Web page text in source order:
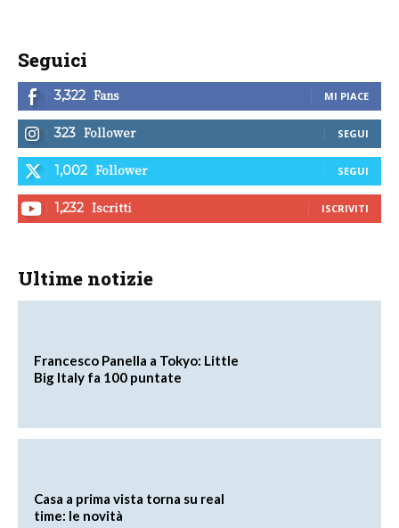
Seguici
3,322 Fans MI PIACE
323 Follower SEGUI
1,002 Follower SEGUI
1,232 Iscritti ISCRIVITI
Ultime notizie
Francesco Panella a Tokyo: Little
Big Italy fa 100 puntate
Casa a prima vista torna su real
time: le novità